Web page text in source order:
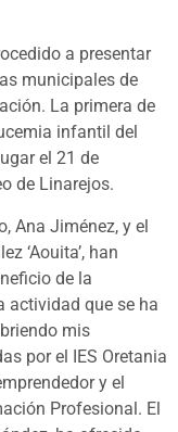
a presentar
municipales de
La primera de
infantil del
el 21 de
de Linarejos.
Ana Jiménez, y el
‘Aouita’, han
de la
actividad que se ha
mis
por el IES Oretania
y el
Profesional. El